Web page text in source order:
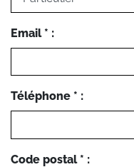
Email * :
Téléphone * :
Code postal * :